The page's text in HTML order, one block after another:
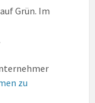
Grün. Im
zu